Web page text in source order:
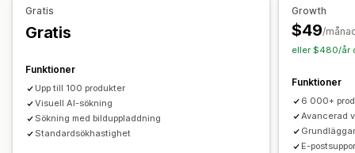
Analysverktyg
Gratis
Gratis
Funktioner
Upp till 100 produkter
Visuell AI-sökning
Sökning med bilduppladdning
Standardsökhastighet
Growth
$49/
eller $480/år
Funktioner
6 000+
Avancerad
E-